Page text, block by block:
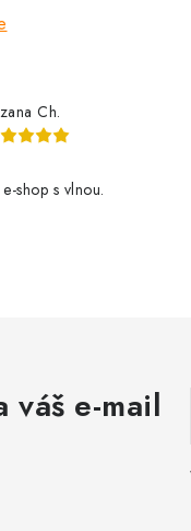
Ch.
shop s vlnou.
váš e-mail